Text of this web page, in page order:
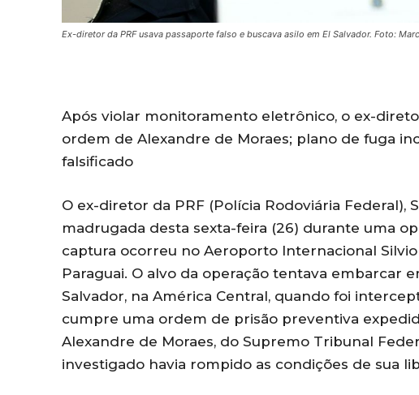
Ex-diretor da PRF usava passaporte falso e buscava asilo em El Salvador. Foto:
Após violar monitoramento eletrônico, o ex-
ordem de Alexandre de Moraes; plano de fuga
falsificado
O ex-diretor da PRF (Polícia Rodoviária Federal),
madrugada desta sexta-feira (26) durante uma
captura ocorreu no Aeroporto Internacional
Paraguai. O alvo da operação tentava embarcar
Salvador, na América Central, quando foi
cumpre uma ordem de prisão preventiva
Alexandre de Moraes, do Supremo Tribunal
investigado havia rompido as condições de sua